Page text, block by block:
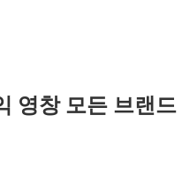
영창 모든 브랜